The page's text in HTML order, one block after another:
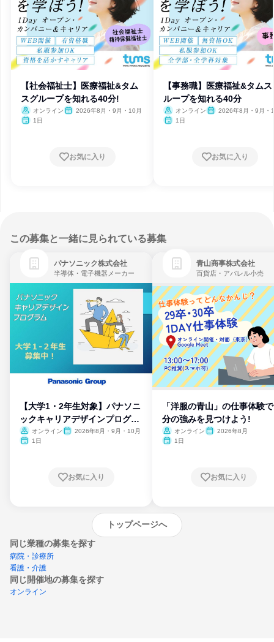
【社会福祉士】医療福祉&タム
スグループを知れる40分!
オンライン
2026年8月・9月・10月
1日
お気に入り
【事務職】医療福祉&タム
ループを知れる40分
オンライン
2026年8月・9月・
1日
お気に入り
この募集と一緒に見られている募集
パナソニック株式会社
半導体・電子機器メーカー
【大学1・2年生対象】パナソニ
ックキャリアデザインプログラ
ム
オンライン
2026年8月・9月・10月
1日
お気に入り
青山商事株式会社
百貨店・アパレル小売
「洋服の青山」の仕事体験
分の強みを見つけよう!
オンライン
2026年8月
1日
お気に入り
トップページへ
同じ業種の募集を探す
病院・診療所
看護・介護
同じ開催地の募集を探す
オンライン